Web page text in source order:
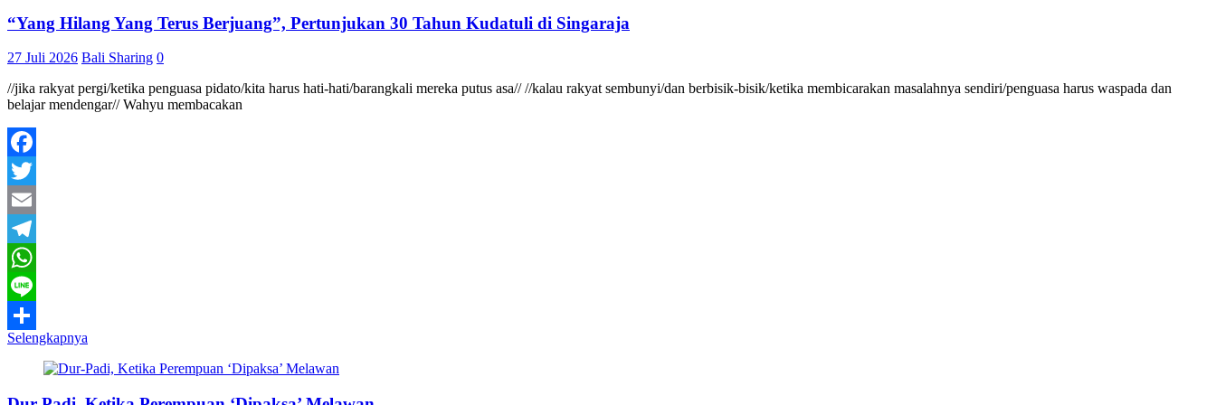
“Yang Hilang Yang Terus Berjuang”, Pertunjukan 30 Tahun Kudatuli di Singaraja
27 Juli 2026 Bali Sharing 0
//jika rakyat pergi/ketika penguasa pidato/kita harus hati-hati/barangkali mereka putus asa// //kalau rakyat sembunyi/dan berbisik-bisik/ketika membicarakan masalahnya sendiri/penguasa harus waspada dan
belajar mendengar// Wahyu membacakan
Facebook
Twitter
Email
Telegram
WhatsApp
Line
Share
Selengkapnya